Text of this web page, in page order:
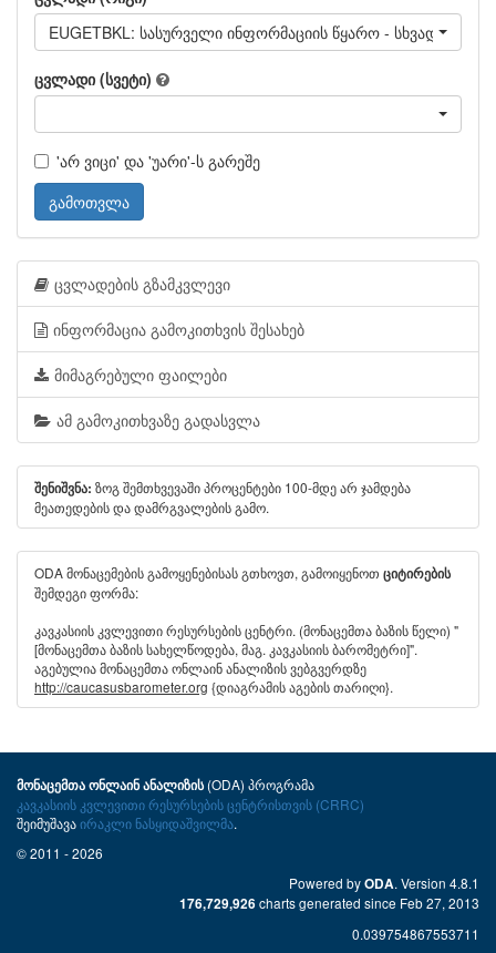
EUGETBKL: სასურველი ინფორმაციის წყარო -
ცვლადი (სვეტი)
'არ ვიცი' და 'უარი'-ს გარეშე
გამოთვლა
ცვლადების გზამკვლევი
ინფორმაცია გამოკითხვის შესახებ
მიმაგრებული ფაილები
ამ გამოკითხვაზე გადასვლა
შენიშვნა: ზოგ შემთხვევაში პროცენტები 100-მდე არ ჯამდება
მეათედების და დამრგვალების გამო.
ODA მონაცემების გამოყენებისას გთხოვთ, გამოიყენოთ ციტირების
შემდეგი ფორმა:
კავკასიის კვლევითი რესურსების ცენტრი. (მონაცემთა ბაზის წელი) "
[მონაცემთა ბაზის სახელწოდება, მაგ. კავკასიის ბარომეტრი]".
აგებულია მონაცემთა ონლაინ ანალიზის ვებგვერდზე
http://caucasusbarometer.org {დიაგრამის აგების თარიღი}.
მონაცემთა ონლაინ ანალიზის(ODA) პროგრამა
კავკასიის კვლევითი რესურსების ცენტრისთვის (CRRC)
შეიმუშავაირაკლი ნასყიდაშვილმა.
© 2011 - 2026
Powered byODA. Version 4.8.1
176,729,926charts generated since Feb 27, 2013
0.039754867553711